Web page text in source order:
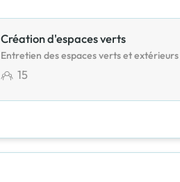
Création d'espaces verts
Entretien des espaces verts et extérieurs
15